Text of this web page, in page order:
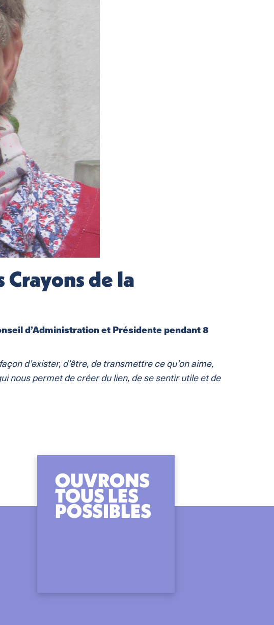
de la
d’Administration et Présidente pendant 8
d’exister, d’être, de transmettre ce qu’on aime,
nous permet de créer du lien, de se sentir utile et de
OUVRONS
TOUS LES
POSSIBLES